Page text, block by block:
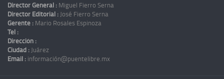
Director General : Miguel Fierro Serna
Director Editorial : José Fierro Serna
Gerente : Mario Rosales Espinoza
Tel :
Dirección :
Ciudad : Juárez
Email : información@puentelibre.mx